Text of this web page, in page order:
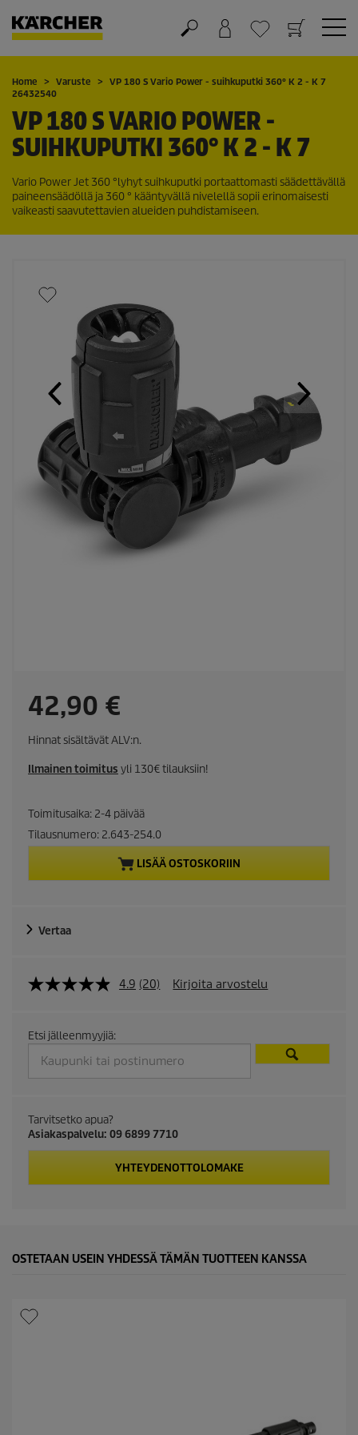
Ostoskori
Suosikit
Home Varuste
VP 180 S Vario Power - suihkuputki 360° K 2 - K 7
26432540
VP 180 S VARIO POWER -
SUIHKUPUTKI 360° K 2 - K 7
Vario Power Jet 360 °lyhyt suihkuputki portaattomasti säädettävällä
paineensäädöllä ja 360 ° kääntyvällä nivelellä sopii erinomaisesti
vaikeasti saavutettavien alueiden puhdistamiseen.
C
u
r
r
e
n
p
r
o
d
u
t
p
c
42,90 €
Hinnat sisältävät ALV:n.
Ilmainen toimitus yli 130€ tilauksiin!
Toimitusaika: 2-4 päivää
Tilausnumero: 2.643-254.0
LISÄÄ OSTOSKORIIN
Vertaa
4.9 (20) Kirjoita arvostelu
Etsi jälleenmyyjiä:
Tarvitsetko apua?
Asiakaspalvelu: 09 6899 7710
YHTEYDENOTTOLOMAKE
OSTETAAN USEIN YHDESSÄ TÄMÄN TUOTTEEN KANSSA